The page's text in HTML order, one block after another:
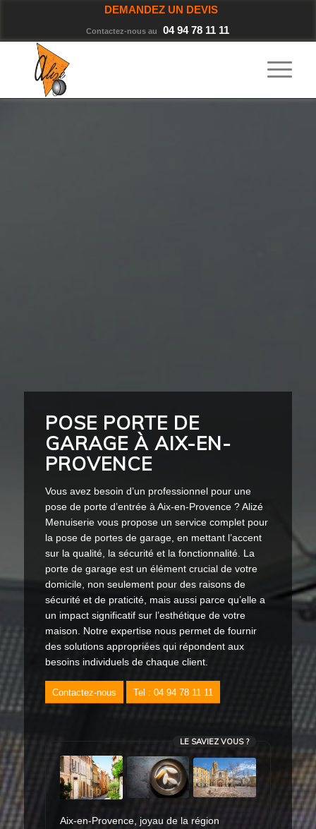
DEMANDEZ UN DEVIS
Contactez-nous au 04 94 78 11 11
POSE PORTE DE
GARAGE À AIX-EN-
PROVENCE
Vous avez besoin d’un professionnel pour une
pose de porte d’entrée à Aix-en-Provence ? Alizé
Menuiserie vous propose un service complet pour
la pose de portes de garage, en mettant l’accent
sur la qualité, la sécurité et la fonctionnalité. La
porte de garage est un élément crucial de votre
domicile, non seulement pour des raisons de
sécurité et de praticité, mais aussi parce qu’elle a
un impact significatif sur l’esthétique de votre
maison. Notre expertise nous permet de fournir
des solutions appropriées qui répondent aux
besoins individuels de chaque client.
Contactez-nous Tel : 04 94 78 11 11
LE SAVIEZ VOUS ?
Aix-en-Provence, joyau de la région